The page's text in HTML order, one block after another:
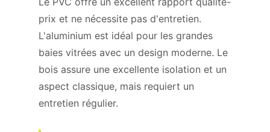
prix et ne nécessite pas d'entretien.
L'aluminium est idéal pour les grandes
baies vitrées avec un design moderne. Le
bois assure une excellente isolation et un
aspect classique, mais requiert un
entretien régulier.